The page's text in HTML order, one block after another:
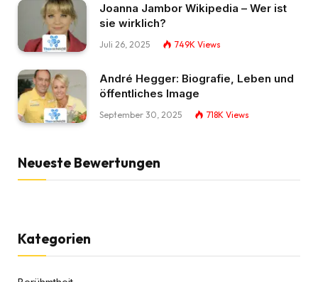
Joanna Jambor Wikipedia – Wer ist
sie wirklich?
Juli 26, 2025 749K Views
André Hegger: Biografie, Leben und
öffentliches Image
September 30, 2025 718K Views
Neueste Bewertungen
Kategorien